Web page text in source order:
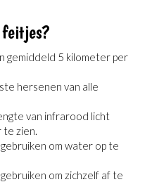
gemiddeld 5 kilometer per
hersenen van alle
van infrarood licht
zien.
om water op te
om zichzelf af te